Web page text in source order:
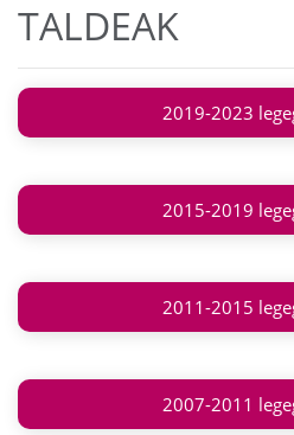
TALDEAK
2019-2023
2015-2019
2011-2015
2007-2011